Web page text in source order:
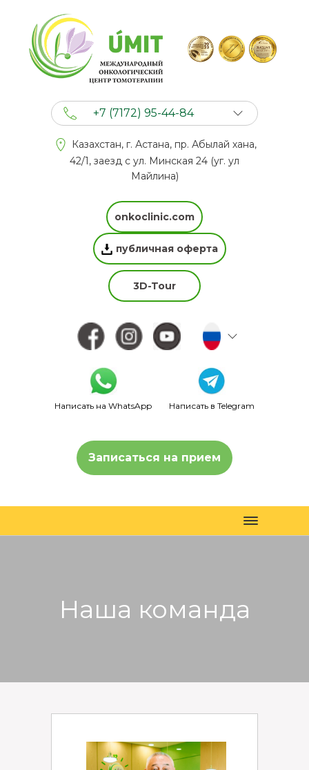
+7 (7172) 95-44-84
+7 (777) 201 44 44
Казахстан, г. Астана, пр. Абылай хана,
42/1, заезд с ул. Минская 24 (уг. ул
Майлина)
onkoclinic.com
публичная оферта
3D-Tour
Написать на WhatsApp Написать в Telegram
Записаться на прием
Toggle
navigation
Наша команда